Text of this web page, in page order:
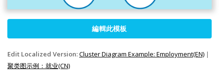
編輯此模板
Edit Localized Version:Cluster Diagram Example: Employment(EN) |
聚类图示例：就业(CN)